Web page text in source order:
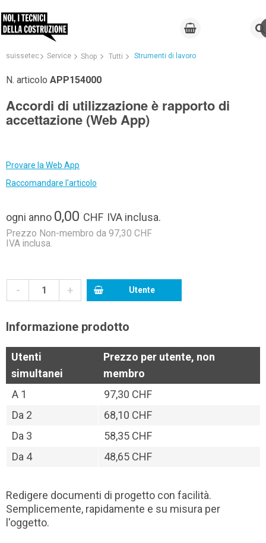
suissetec Service Shop Tutti Strumenti di lavoro
N. articolo APP154000
Accordi di utilizzazione è rapporto di
accettazione (Web App)
Provare la Web App
Raccomandare l'articolo
ogni anno 0,00 CHF IVA inclusa.
Prezzo Non-membro da 97,30 CHF
IVA inclusa.
- + Utente
Informazione prodotto
Utenti
simultanei
Prezzo per utente, non
membro
A 1
97,30 CHF
Da 2
68,10 CHF
Da 3
58,35 CHF
Da 4 48,65 CHF
Redigere documenti di progetto con facilità.
Semplicemente, rapidamente e su misura per
l'oggetto.